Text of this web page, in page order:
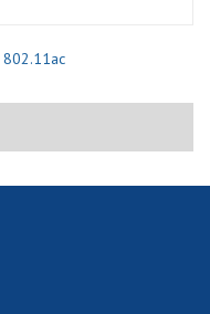
802.11ac